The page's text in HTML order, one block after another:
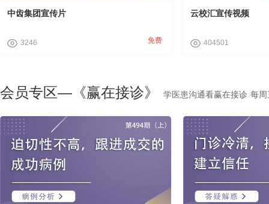
中齿集团宣传片
3246 免费
云校汇宣传视频
404501
会员专区—《赢在接诊》 学医患沟通看赢在接诊 每